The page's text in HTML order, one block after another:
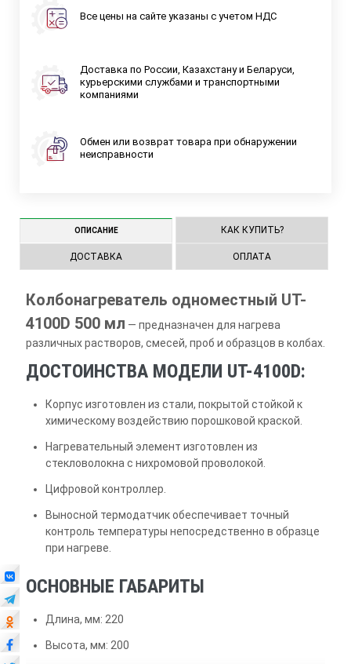
Все цены на сайте указаны с учетом НДС
Доставка по России, Казахстану и Беларуси,
курьерскими службами и транспортными
компаниями
Обмен или возврат товара при обнаружении
неисправности
ОПИСАНИЕ КАК КУПИТЬ?
ДОСТАВКА ОПЛАТА
Колбонагреватель одноместный UT-
4100D 500 мл — предназначен для нагрева
различных растворов, смесей, проб и образцов в колбах.
ДОСТОИНСТВА МОДЕЛИ UT-4100D:
Корпус изготовлен из стали, покрытой стойкой к
химическому воздействию порошковой краской.
Нагревательный элемент изготовлен из
стекловолокна с нихромовой проволокой.
Цифровой контроллер.
Выносной термодатчик обеспечивает точный
контроль температуры непосредственно в образце
при нагреве.
ОСНОВНЫЕ ГАБАРИТЫ
Длина, мм: 220
Высота, мм: 200